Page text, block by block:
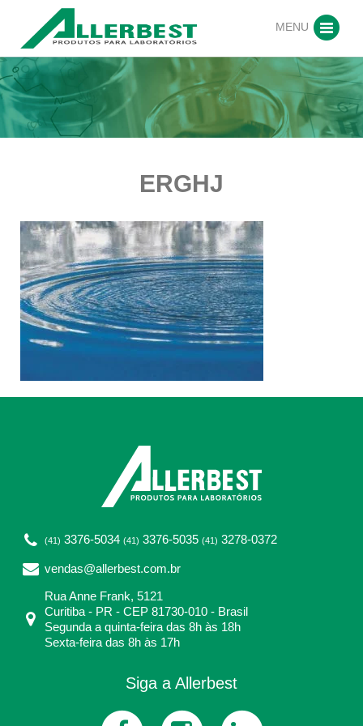
MENU
ERGHJ
(41) 3376-5034 (41) 3376-5035 (41) 3278-0372
vendas@allerbest.com.br
Rua Anne Frank, 5121
Curitiba - PR - CEP 81730-010 - Brasil
Segunda a quinta-feira das 8h às 18h
Sexta-feira das 8h às 17h
Siga a Allerbest